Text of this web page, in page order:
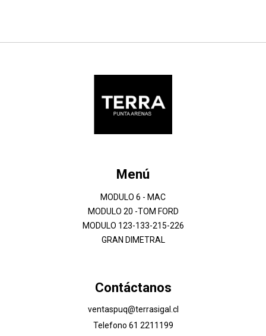
Menú
MODULO 6 - MAC
MODULO 20 -TOM FORD
MODULO 123-133-215-226
GRAN DIMETRAL
Contáctanos
ventaspuq@terrasigal.cl
Telefono 61 2211199